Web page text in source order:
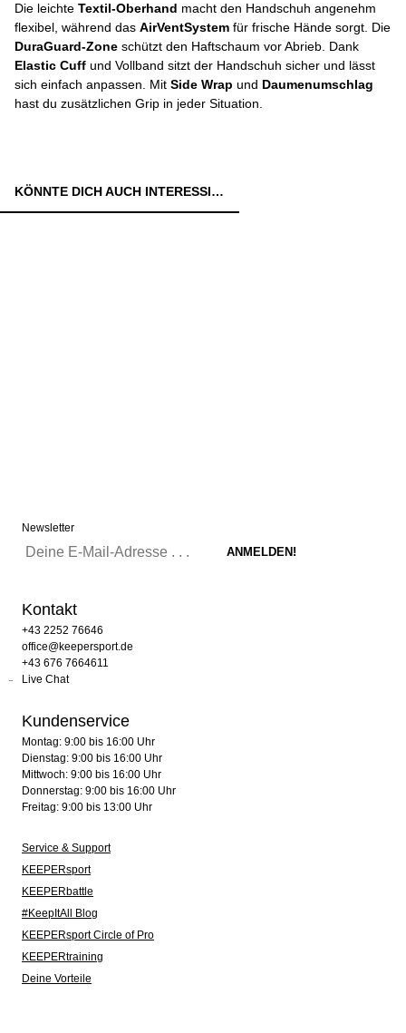
Die leichte Textil-Oberhand macht den Handschuh angenehm
flexibel, während das AirVentSystem für frische Hände sorgt. Die
DuraGuard-Zone schützt den Haftschaum vor Abrieb. Dank
Elastic Cuff und Vollband sitzt der Handschuh sicher und lässt
sich einfach anpassen. Mit Side Wrap und Daumenumschlag
hast du zusätzlichen Grip in jeder Situation.
KÖNNTE DICH AUCH INTERESSIEREN:
Newsletter
Kontakt
+43 2252 76646
office@keepersport.de
+43 676 7664611
Live Chat
Kundenservice
Montag: 9:00 bis 16:00 Uhr
Dienstag: 9:00 bis 16:00 Uhr
Mittwoch: 9:00 bis 16:00 Uhr
Donnerstag: 9:00 bis 16:00 Uhr
Freitag: 9:00 bis 13:00 Uhr
Service & Support
KEEPERsport
KEEPERbattle
#KeepItAll Blog
KEEPERsport Circle of Pro
KEEPERtraining
Deine Vorteile